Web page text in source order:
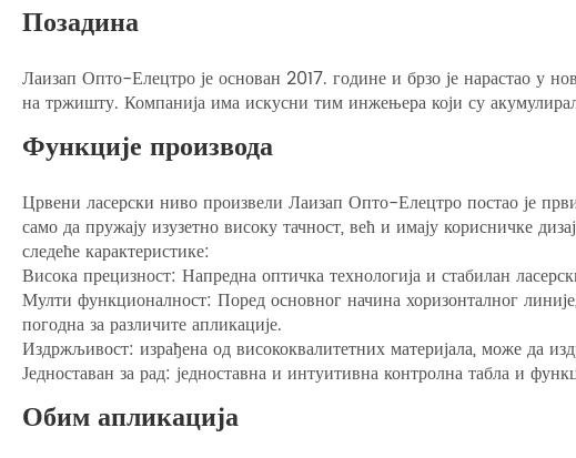
Позадина
Лаизап Опто-Елецтро је основан 2017. године и брзо је нарастао у
на тржишту. Компанија има искусни тим инжењера који су
Функције производа
Црвени ласерски ниво произвели Лаизап Опто-Елецтро постао је
само да пружају изузетно високу тачност, већ и имају корисничке
следеће карактеристике:
Висока прецизност: Напредна оптичка технологија и стабилан
Мулти функционалност: Поред основног начина хоризонталног
погодна за различите апликације.
Издржљивост: израђена од висококвалитетних материјала, може да
Једноставан за рад: једноставна и интуитивна контролна табла и
Обим апликација